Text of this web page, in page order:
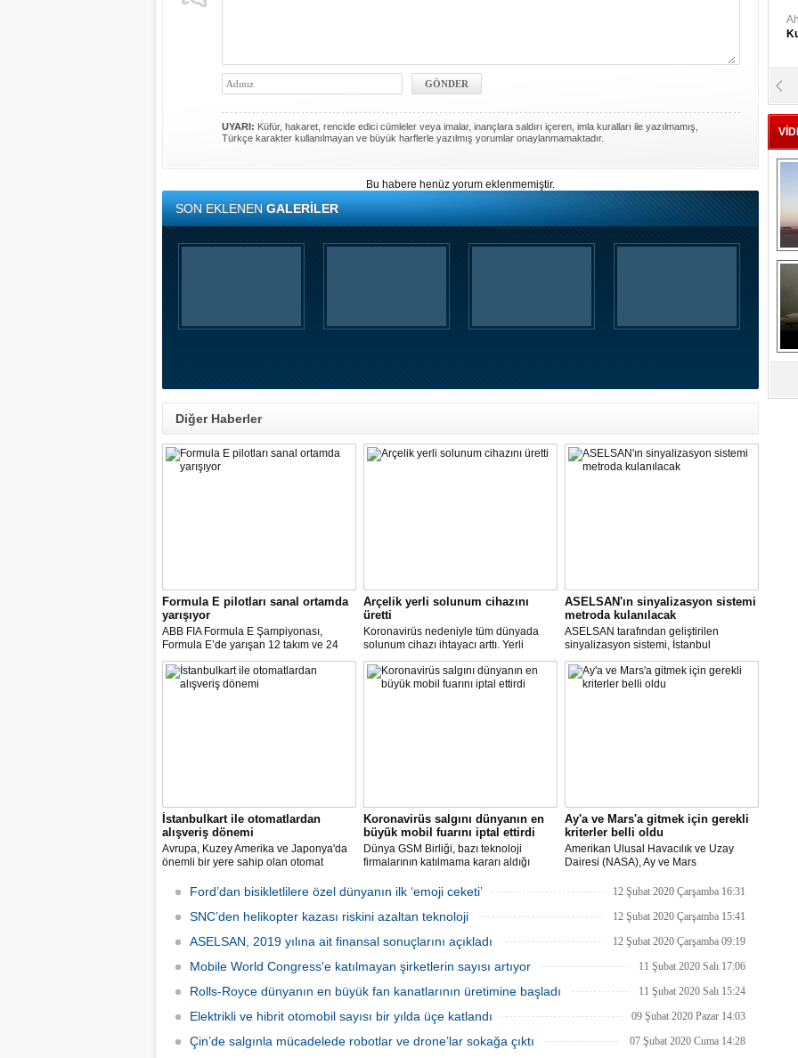
UYARI: Küfür, hakaret, rencide edici cümleler veya imalar, inançlara saldırı içeren, imla kuralları ile yazılmamış,
Türkçe karakter kullanılmayan ve büyük harflerle yazılmış yorumlar onaylanmamaktadır.
Bu habere henüz yorum eklenmemiştir.
SON EKLENENGALERİLER
Diğer Haberler
Formula E pilotları sanal ortamda
yarışıyor
ABB FIA Formula E Şampiyonası,
Formula E’de yarışan 12 takım ve 24
pilot ile birlikte “ABB Formula E Race at
Home Challenge” organizasyonunda
yarışacak.
Arçelik yerli solunum cihazını
üretti
Koronavirüs nedeniyle tüm dünyada
solunum cihazı ihtayacı arttı. Yerli
solunum cihazı için ilk çalışmayı, Biosys
Biyomedikal tasarladı, Arçelik üretti.
ASELSAN ve Baykar Savunma
ASELSAN'ın sinyalizasyon sistemi
metroda kulanılacak
ASELSAN tarafından geliştirilen
sinyalizasyon sistemi, İstanbul
metrosunda kullanılacak.
İstanbulkart ile otomatlardan
alışveriş dönemi
Avrupa, Kuzey Amerika ve Japonya'da
önemli bir yere sahip olan otomat
Uluslararası Fuarcılık tarafından
Servis Sistemler Fuarı VENDEX
Koronavirüs salgını dünyanın en
büyük mobil fuarını iptal ettirdi
Dünya GSM Birliği, bazı teknoloji
firmalarının katılmama kararı aldığı
yapılmayacağını açıkladı.
Ay'a ve Mars'a gitmek için gerekli
kriterler belli oldu
Amerikan Ulusal Havacılık ve Uzay
Dairesi (NASA), Ay ve Mars
için ilan verdi.
Ford’dan bisikletlilere özel dünyanın ilk ‘emoji ceketi’ 12 Şubat 2020 Çarşamba 16:31
SNC’den helikopter kazası riskini azaltan teknoloji 12 Şubat 2020 Çarşamba 15:41
ASELSAN, 2019 yılına ait finansal sonuçlarını açıkladı 12 Şubat 2020 Çarşamba 09:19
Mobile World Congress'e katılmayan şirketlerin sayısı artıyor 11 Şubat 2020 Salı 17:06
Rolls-Royce dünyanın en büyük fan kanatlarının üretimine başladı 11 Şubat 2020 Salı 15:24
Elektrikli ve hibrit otomobil sayısı bir yılda üçe katlandı 09 Şubat 2020 Pazar 14:03
Çin’de salgınla mücadelede robotlar ve drone’lar sokağa çıktı 07 Şubat 2020 Cuma 14:28